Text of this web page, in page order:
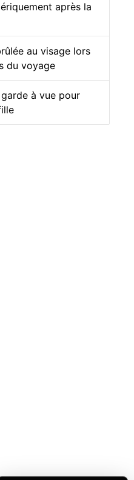
après la
au visage lors
du voyage
à vue pour